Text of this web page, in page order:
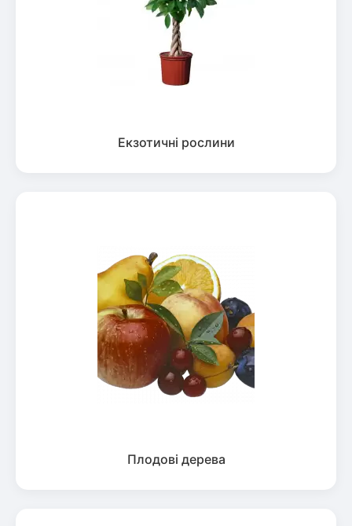
Екзотичні рослини
Плодові дерева